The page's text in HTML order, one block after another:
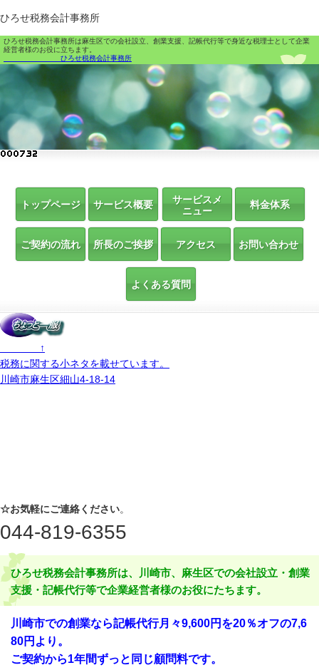
ひろせ税務会計事務所
ひろせ税務会計事務所は麻生区での会社設立、創業支援、記帳代行等で身近な税理士として企業
経営者様のお役に立ちます。
ひろせ税務会計事務所
トップページ サービス概要
サービスメ
ニュー
料金体系
ご契約の流れ 所長のご挨拶 アクセス お問い合わせ
よくある質問
↑
税務に関する小ネタを載せています。
川崎市麻生区細山4-18-14
☆お気軽にご連絡ください。
044-819-6355
ひろせ税務会計事務所は、川崎市、麻生区での会社設立・創業
支援・記帳代行等で企業経営者様のお役にたちます。
川崎市での創業なら記帳代行月々9,600円を20％オフの7,6
80円より。
ご契約から1年間ずっと同じ顧問料です。